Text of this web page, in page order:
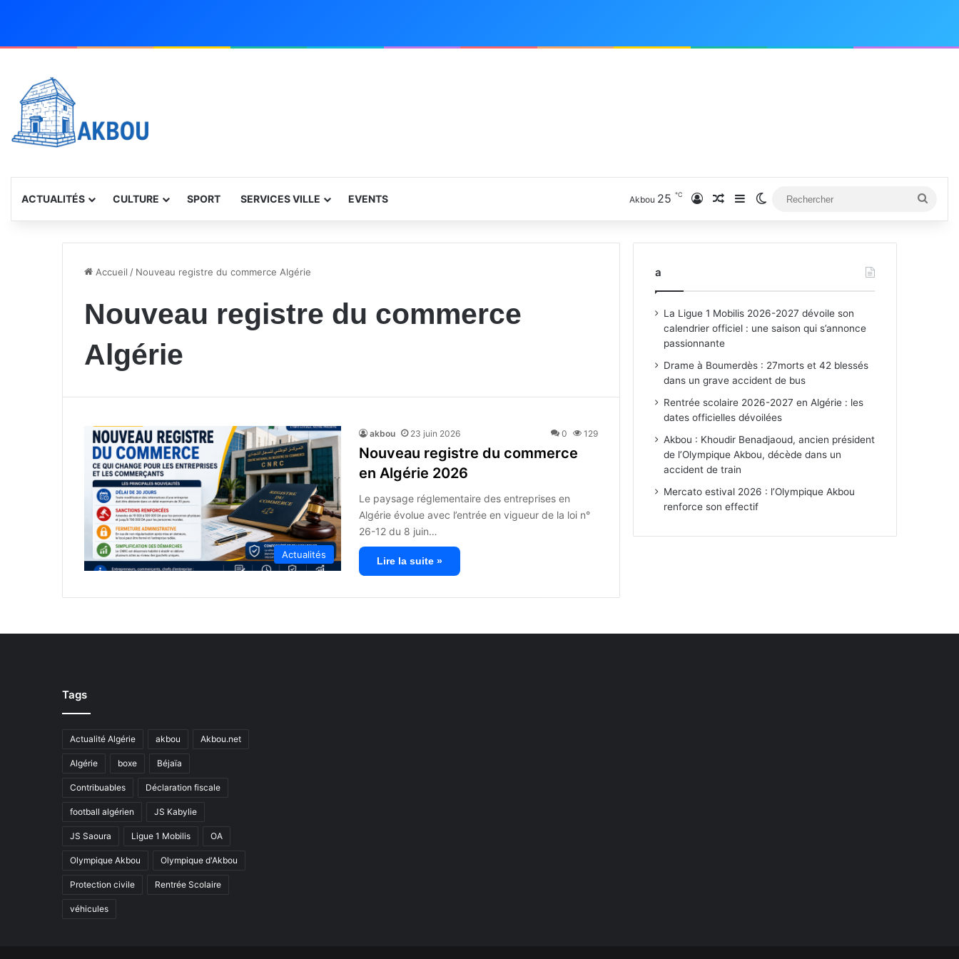
ACTUALITÉS CULTURE SPORT SERVICES VILLE EVENTS Akbou 25 ℃ Connexion
Article Aléatoire
Sidebar (barre latérale)
Switch skin
Accueil / Nouveau registre du commerce Algérie
Nouveau registre du commerce
Algérie
Actualités
akbou 23 juin 2026 0 129
Nouveau registre du commerce
en Algérie 2026
Le paysage réglementaire des entreprises en
Algérie évolue avec l’entrée en vigueur de la loi n°
26-12 du 8 juin…
Lire la suite »
a
La Ligue 1 Mobilis 2026-2027 dévoile son
calendrier officiel : une saison qui s’annonce
passionnante
Drame à Boumerdès : 27morts et 42 blessés
dans un grave accident de bus
Rentrée scolaire 2026-2027 en Algérie : les
dates officielles dévoilées
Akbou : Khoudir Benadjaoud, ancien président
de l’Olympique Akbou, décède dans un
accident de train
Mercato estival 2026 : l’Olympique Akbou
renforce son effectif
Tags
Actualité Algérie akbou Akbou.net
Algérie boxe Béjaïa
Contribuables Déclaration fiscale
football algérien JS Kabylie
JS Saoura Ligue 1 Mobilis OA
Olympique Akbou Olympique d'Akbou
Protection civile Rentrée Scolaire
véhicules